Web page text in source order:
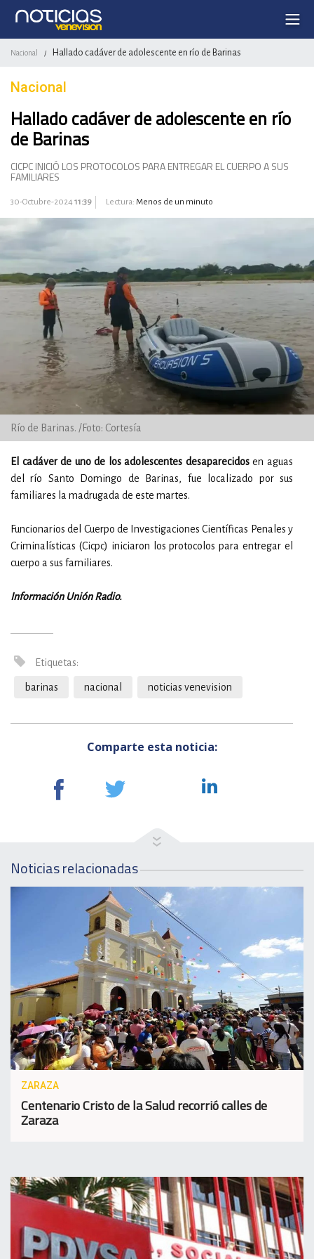
Nacional / Hallado cadáver de adolescente en río de Barinas
Nacional
Hallado cadáver de adolescente en río
de Barinas
CICPC INICIÓ LOS PROTOCOLOS PARA ENTREGAR EL CUERPO A SUS
FAMILIARES
30-Octubre-2024 11:39 Lectura: Menos de un minuto
Río de Barinas. /Foto: Cortesía
El cadáver de uno de los adolescentes desaparecidosen aguas
del río Santo Domingo de Barinas, fue localizado por sus
familiares la madrugada de este martes.
Funcionarios del Cuerpo de Investigaciones Científicas Penales y
Criminalísticas (Cicpc) iniciaron los protocolos para entregar el
cuerpo a sus familiares.
Información Unión Radio.
Etiquetas:
barinas nacional noticias venevision
Comparte esta noticia:
Noticias relacionadas
ZARAZA
Centenario Cristo de la Salud recorrió calles de
Zaraza